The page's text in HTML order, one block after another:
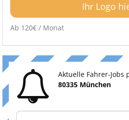
Ihr Logo
Ab 120€ / Monat
Aktuelle Fahrer-Jobs
80335 München